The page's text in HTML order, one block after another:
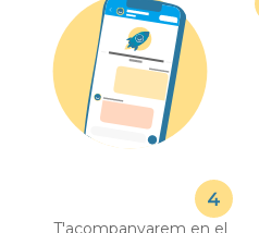
T'acompanyarem en el